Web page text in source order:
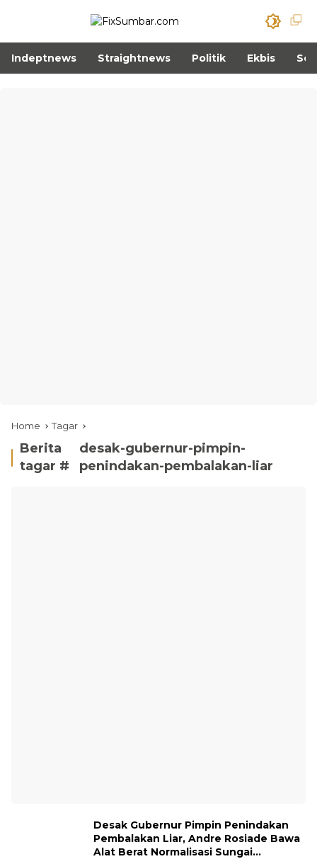
Indeptnews Straightnews Politik Ekbis
Home Tagar
Berita
tagar #
desak-gubernur-pimpin-
penindakan-pembalakan-liar
Desak Gubernur Pimpin Penindakan
Pembalakan Liar, Andre Rosiade Bawa
Alat Berat Normalisasi Sungai